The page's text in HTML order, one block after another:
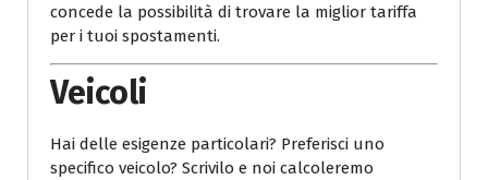
concede la possibilità di trovare la miglior tariffa
per i tuoi spostamenti.
Veicoli
Hai delle esigenze particolari? Preferisci uno
specifico veicolo? Scrivilo e noi calcoleremo